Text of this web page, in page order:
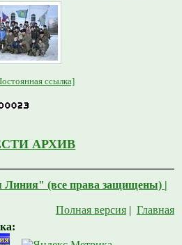
ссылка]
АРХИВ
(все права защищены) |
Полная версия| Главная